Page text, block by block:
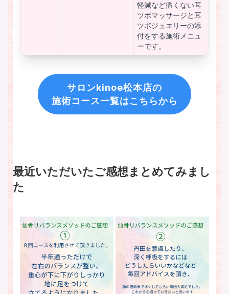
軽減など痛くない耳
ツボマッサージと耳
ツボジュエリーの添
付をする施術メニュ
ーです。
サロンkinoe松本店の
施術コース一覧はこちらから
最近いただいたご感想まとめてみまし
た